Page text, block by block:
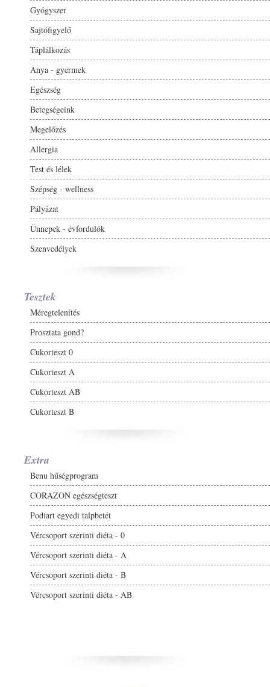
Gyógyszer
Sajtófigyelő
Táplálkozás
Anya - gyermek
Egészség
Betegségeink
Megelőzés
Allergia
Test és lélek
Szépség - wellness
Pályázat
Ünnepek - évfordulók
Szenvedélyek
Tesztek
Méregtelenítés
Prosztata gond?
Cukorteszt 0
Cukorteszt A
Cukorteszt AB
Cukorteszt B
Extra
Benu hűségprogram
CORAZON egészségteszt
Podiart egyedi talpbetét
Vércsoport szerinti diéta - 0
Vércsoport szerinti diéta - A
Vércsoport szerinti diéta - B
Vércsoport szerinti diéta - AB